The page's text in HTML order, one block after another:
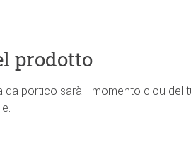
prodotto
da portico sarà il momento clou del